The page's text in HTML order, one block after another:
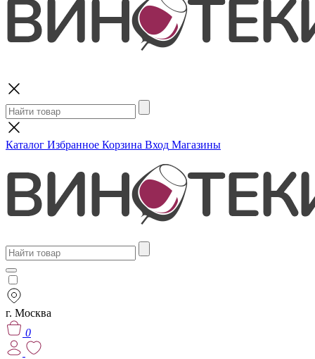
Каталог Избранное Корзина Вход Магазины
г. Москва
0